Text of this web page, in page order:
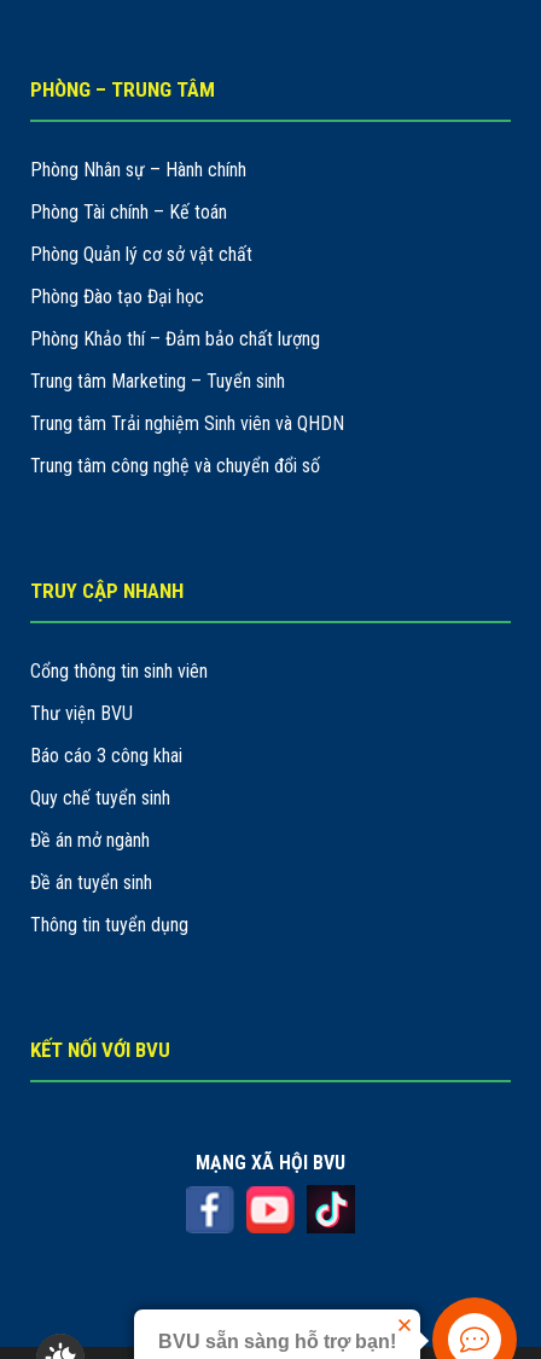
PHÒNG – TRUNG TÂM
Phòng Nhân sự – Hành chính
Phòng Tài chính – Kế toán
Phòng Quản lý cơ sở vật chất
Phòng Đào tạo Đại học
Phòng Khảo thí – Đảm bảo chất lượng
Trung tâm Marketing – Tuyển sinh
Trung tâm Trải nghiệm Sinh viên và QHDN
Trung tâm công nghệ và chuyển đổi số
TRUY CẬP NHANH
Cổng thông tin sinh viên
Thư viện BVU
Báo cáo 3 công khai
Quy chế tuyển sinh
Đề án mở ngành
Đề án tuyển sinh
Thông tin tuyển dụng
KẾT NỐI VỚI BVU
MẠNG XÃ HỘI BVU
BVU sẵn sàng hỗ trợ bạn!